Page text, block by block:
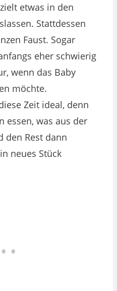
etwas in den
Stattdessen
Faust. Sogar
eher schwierig
wenn das Baby
möchte.
Zeit ideal, denn
essen, was aus der
den Rest dann
neues Stück